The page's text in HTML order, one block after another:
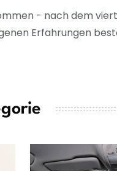
- nach dem
Erfahrungen